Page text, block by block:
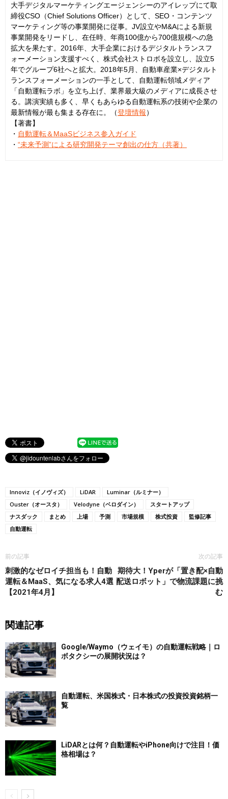
大手デジタルマーケティングエージェンシーのアイレップにて取
締役CSO（Chief Solutions Officer）として、SEO・コンテンツ
マーケティング等の事業開発に従事。JV設立やM&Aによる新規
事業開発をリードし、在任時、年商100億から700億規模への急
拡大を果たす。2016年、大手企業におけるデジタルトランスフ
ォーメーション支援すべく、株式会社ストロボを設立し、設立5
年でグループ6社へと拡大。2018年5月、自動車産業×デジタルト
ランスフォーメーションの一手として、自動運転領域メディア
「自動運転ラボ」を立ち上げ、業界最大級のメディアに成長させ
る。講演実績も多く、早くもあらゆる自動運転系の技術や企業の
最新情報が最も集まる存在に。（登壇情報）
【著書】
・ 自動運転＆MaaSビジネス参入ガイド
・ “未来予測”による研究開発テーマ創出の仕方（共著）
Innoviz（イノヴィズ） LiDAR
Luminar（ルミナー）
Ouster（オースタ）
Velodyne（ベロダイン）
スタートアップ
ナスダック
まとめ 上場 予測 市場規模 株式投資
監修記事
自動運転
前の記事
刺激的なゼロイチ担当も！自動
運転＆MaaS、気になる求人4選
【2021年4月】
次の記事
期待大！Yperが「置き配×自動
配送ロボット」で物流課題に挑
む
関連記事
Google/Waymo（ウェイモ）の自動運転戦略｜ロ
ボタクシーの展開状況は？
自動運転、米国株式・日本株式の投資投資銘柄一
覧
LiDARとは何？自動運転やiPhone向けで注目！価
格相場は？